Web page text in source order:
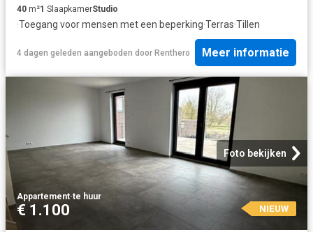
40 m²1 SlaapkamerStudio
·Toegang voor mensen met een beperking·Terras·Tillen
4 dagen geleden aangeboden door Renthero Meer informatie
Foto bekijken
Appartement·te huur
€ 1.100 NIEUW